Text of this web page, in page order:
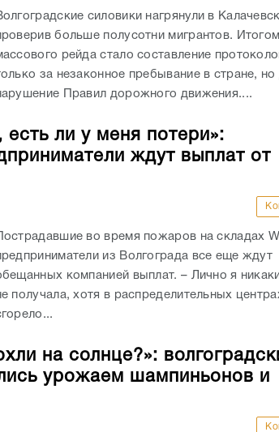
силовики нагрянули в
больше полусотни мигрантов. Итогом
рейда стало составление
за незаконное пребывание в стране,
Правил дорожного движения....
ли у меня потери»:
ждут выплат от
Пострадавшие во время пожаров на складах
из Волгограда все еще ждут
компанией выплат. – Лично я
получала, хотя в распределительных
на солнце?»:
урожаем шампиньонов и